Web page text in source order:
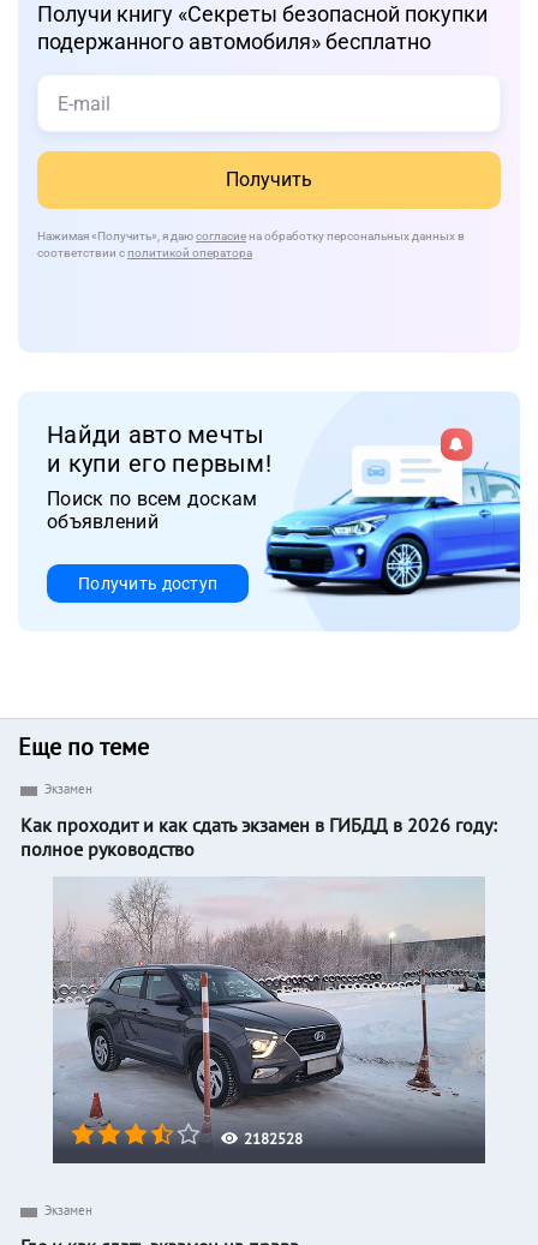
Получи книгу «Cекреты безопасной покупки
подержанного автомобиля» бесплатно
Получить
Нажимая «Получить» , я даюсогласиена обработку персональных данных в
соответствии сполитикой оператора
Найди авто мечты
и купи его первым!
Поиск по всем доскам
объявлений
Получить доступ
Еще по теме
2182528
Экзамен
Как проходит и как сдать экзамен в ГИБДД в 2026 году:
полное руководство
Экзамен